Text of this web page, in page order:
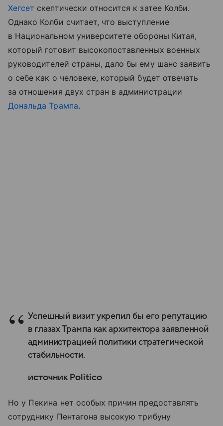
Хегсет скептически относится к затее Колби.
Однако Колби считает, что выступление
в Национальном университете обороны Китая,
который готовит высокопоставленных военных
руководителей страны, дало бы ему шанс заявить
о себе как о человеке, который будет отвечать
за отношения двух стран в администрации
Дональда Трампа.
Успешный визит укрепил бы его репутацию
в глазах Трампа как архитектора заявленной
администрацией политики стратегической
стабильности.
источник Politico
Но у Пекина нет особых причин предоставлять
сотруднику Пентагона высокую трибуну